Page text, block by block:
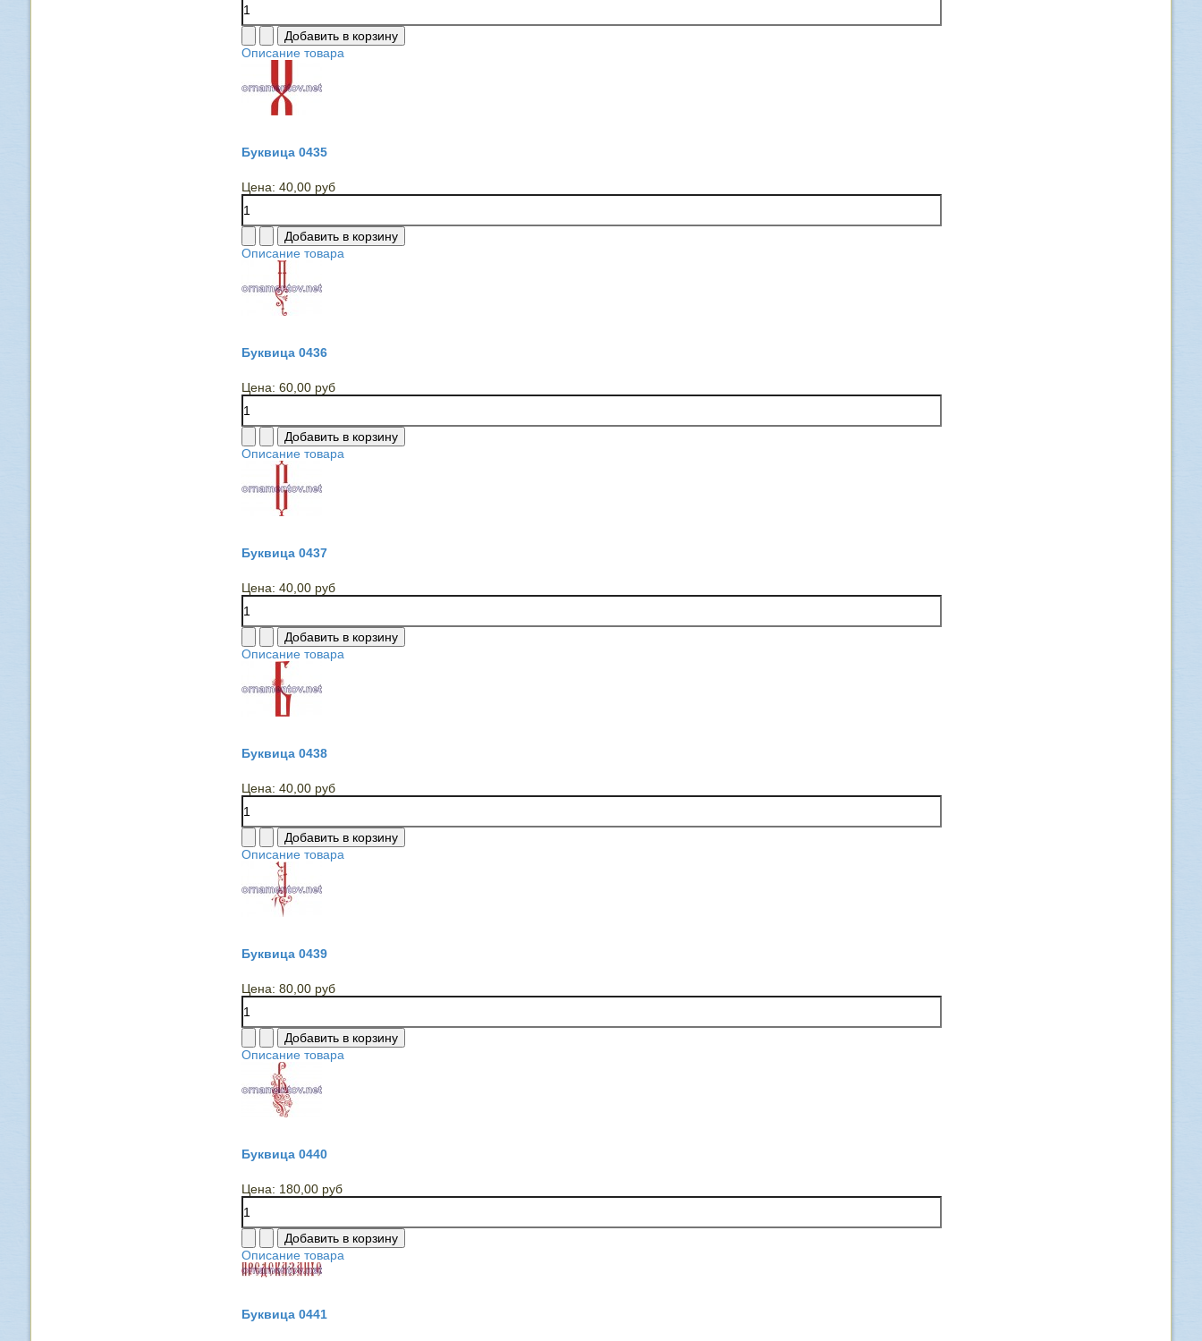
Описание товара
Буквица 0435
Цена: 40,00 руб
Описание товара
Буквица 0436
Цена: 60,00 руб
Описание товара
Буквица 0437
Цена: 40,00 руб
Описание товара
Буквица 0438
Цена: 40,00 руб
Описание товара
Буквица 0439
Цена: 80,00 руб
Описание товара
Буквица 0440
Цена: 180,00 руб
Описание товара
Буквица 0441